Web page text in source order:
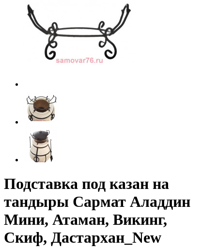
Подставка под казан на
тандыры Сармат Аладдин
Мини, Атаман, Викинг,
Скиф, Дастархан_New